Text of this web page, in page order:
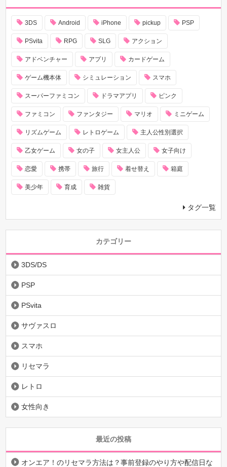
3DS Android iPhone pickup PSP
PSvita RPG SLG アクション
アドベンチャー アプリ カードゲーム
ゲーム機本体 シミュレーション スマホ
スーパーファミコン ドラマアプリ ピンク
ファミコン ファンタジー マリオ ミニゲーム
リズムゲーム レトロゲーム 主人公性別選択
乙女ゲーム 女の子 女主人公 女子向け
恋愛 携帯 旅行 着せ替え 箱庭
美少年 育成 雑貨
タグ一覧
カテゴリー
3DS/DS
PSP
PSvita
サヴァスロ
スマホ
リセマラ
レトロ
女性向き
最近の投稿
オンエア！のリセマラ方法は？事前登録のやり方や配信日な